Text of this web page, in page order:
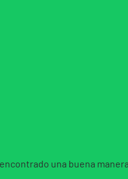
una buena